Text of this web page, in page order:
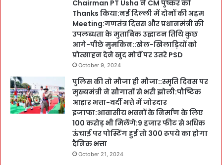
Chairman PT Usha ने CM पुष्कर को
Thanks किया:नई दिल्ली में दोनों की अहम
Meeting:गणतंत्र दिवस और प्रधानमंत्री की
उपलब्धता के मुताबिक उद्घाटन तिथि कुछ
आगे-पीछे मुमकिन::खेल-खिलाड़ियों को
प्रोत्साहन देने खुद मोर्चे पर उतरे PSD
October 9, 2024
पुलिस की तो मौजा ही मौजा::स्मृति दिवस पर
मुख्यमंत्री ने सौगातों से भरी झोली:पौष्टिक
आहार भत्ता-वर्दी भत्ते में जोरदार
इजाफा:आवासीय भवनों के निर्माण के लिए
100 करोड़ भी मिलेंगे:9 हजार फीट से अधिक
ऊंचाई पर पोस्टिंग हुई तो 300 रूपये का होगा
दैनिक भत्ता
October 21, 2024